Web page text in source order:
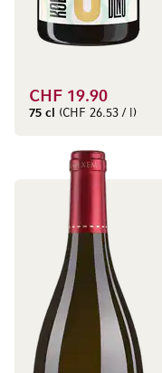
CHF 19.90
75 cl (CHF 26.53 / l)